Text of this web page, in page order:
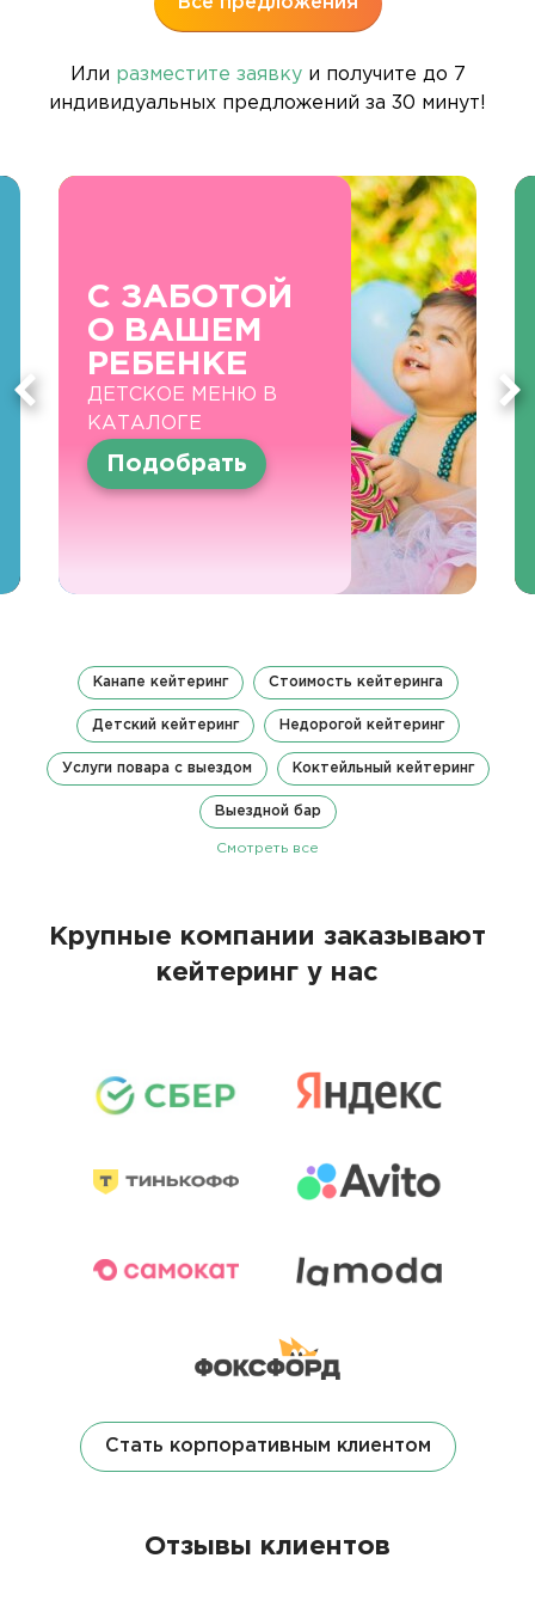
Или разместите заявкуи получите до 7
индивидуальных предложений за 30 минут!
С ЗАБОТОЙ
О ВАШЕМ
РЕБЕНКЕ
ДЕТСКОЕ МЕНЮ В
КАТАЛОГЕ
Подобрать
Канапе кейтеринг Стоимость кейтеринга
Детский кейтеринг Недорогой кейтеринг
Услуги повара с выездом Коктейльный кейтеринг
Выездной бар
Смотреть все
Крупные компании заказывают
кейтеринг у нас
Стать корпоративным клиентом
Отзывы клиентов